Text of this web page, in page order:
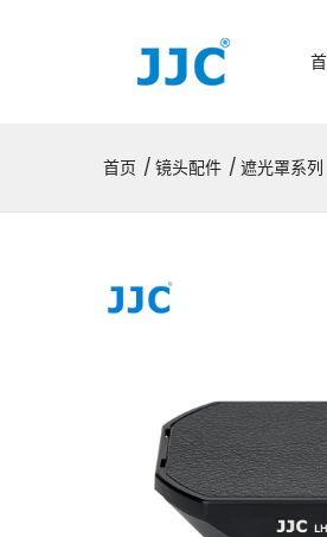
首页 镜头配件 遮光罩系列